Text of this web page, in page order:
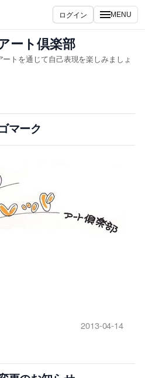
ログイン MENU
ート倶楽部
トを通じて自己表現を楽しみましょ
マーク
2013-04-14